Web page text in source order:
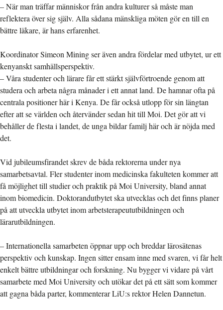
– När man träffar människor från andra kulturer så måste man
reflektera över sig själv. Alla sådana mänskliga möten gör en till en
bättre läkare, är hans erfarenhet.
Koordinator Simeon Mining ser även andra fördelar med utbytet, ur ett
kenyanskt samhällsperspektiv.
– Våra studenter och lärare får ett stärkt självförtroende genom att
studera och arbeta några månader i ett annat land. De hamnar ofta på
centrala positioner här i Kenya. De får också utlopp för sin längtan
efter att se världen och återvänder sedan hit till Moi. Det gör att vi
behåller de flesta i landet, de unga bildar familj här och är nöjda med
det.
Vid jubileumsfirandet skrev de båda rektorerna under nya
samarbetsavtal. Fler studenter inom medicinska fakulteten kommer att
få möjlighet till studier och praktik på Moi University, bland annat
inom biomedicin. Doktorandutbytet ska utvecklas och det finns planer
på att utveckla utbytet inom arbetsterapeututbildningen och
lärarutbildningen.
– Internationella samarbeten öppnar upp och breddar lärosätenas
perspektiv och kunskap. Ingen sitter ensam inne med svaren, vi får helt
enkelt bättre utbildningar och forskning. Nu bygger vi vidare på vårt
samarbete med Moi University och utökar det på ett sätt som kommer
att gagna båda parter, kommenterar LiU:s rektor Helen Dannetun.